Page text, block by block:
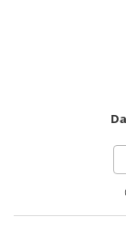
Roboti de jucarie